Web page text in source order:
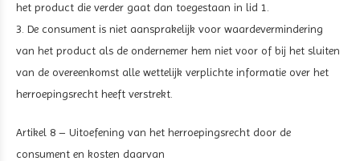
het product die verder gaat dan toegestaan in lid 1.
3. De consument is niet aansprakelijk voor waardevermindering
van het product als de ondernemer hem niet voor of bij het sluiten
van de overeenkomst alle wettelijk verplichte informatie over het
herroepingsrecht heeft verstrekt.
Artikel 8 – Uitoefening van het herroepingsrecht door de
consument en kosten daarvan